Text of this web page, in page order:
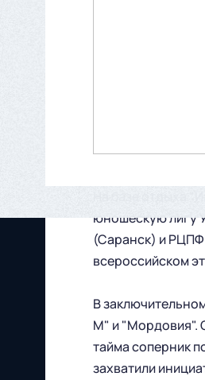
юношескую лигу
(Саранск) и
всероссийском
В
М" и "Мордовия".
тайма соперник
захватили